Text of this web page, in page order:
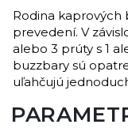
Rodina kaprových
prevedení. V
alebo 3 prúty s 1
buzzbary sú
uľahčujú